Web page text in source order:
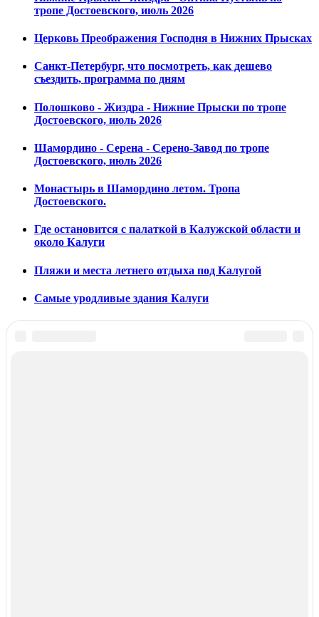
тропе Достоевского, июль 2026
Церковь Преображения Господня в Нижних Прысках
Санкт-Петербург, что посмотреть, как дешево
съездить, программа по дням
Полошково - Жиздра - Нижние Прыски по тропе
Достоевского, июль 2026
Шамордино - Серена - Серено-Завод по тропе
Достоевского, июль 2026
Монастырь в Шамордино летом. Тропа
Достоевского.
Где остановится с палаткой в Калужской области и
около Калуги
Пляжи и места летнего отдыха под Калугой
Самые уродливые здания Калуги